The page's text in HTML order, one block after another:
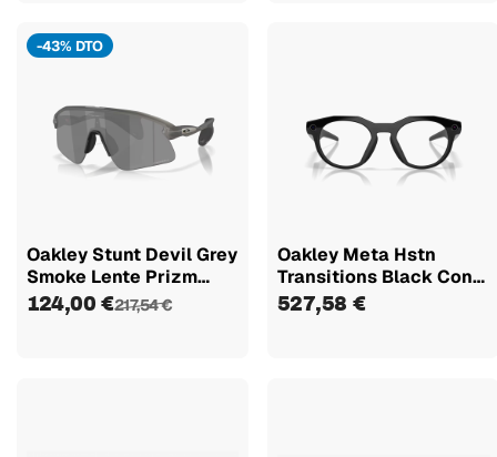
-43% DTO
Oakley Stunt Devil Grey
Smoke Lente Prizm
Black...
124,00 €217,54 €
Oakley Meta Hstn
Transitions Black Con
Lentes...
527,58 €